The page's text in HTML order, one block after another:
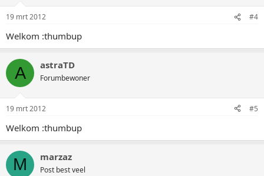
19 mrt 2012 #4
Welkom :thumbup
A astraTD
Forumbewoner
19 mrt 2012 #5
Welkom :thumbup
M marzaz
Post best veel